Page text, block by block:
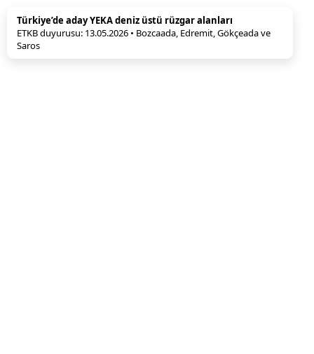
Türkiye’de aday YEKA deniz üstü rüzgar alanları
ETKB duyurusu: 13.05.2026 • Bozcaada, Edremit, Gökçeada ve
Saros